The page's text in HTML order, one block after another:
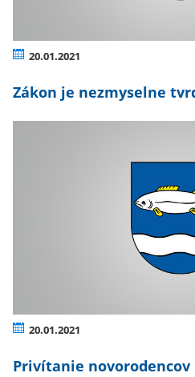
20.01.2021
Zákon je nezmyselne
20.01.2021
Privítanie novorodencov